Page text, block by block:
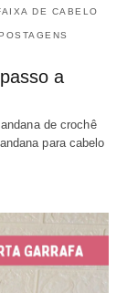
DE CABELO
a
de crochê
para cabelo